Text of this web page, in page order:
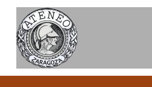
Saltar
contenido
Inicio